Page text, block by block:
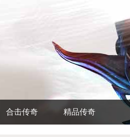
合击传奇 精品传奇